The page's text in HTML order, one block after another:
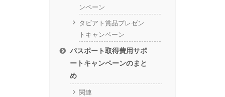
ンペーン
タビアト賞品プレゼン
トキャンペーン
パスポート取得費用サポ
ートキャンペーンのまと
め
関連